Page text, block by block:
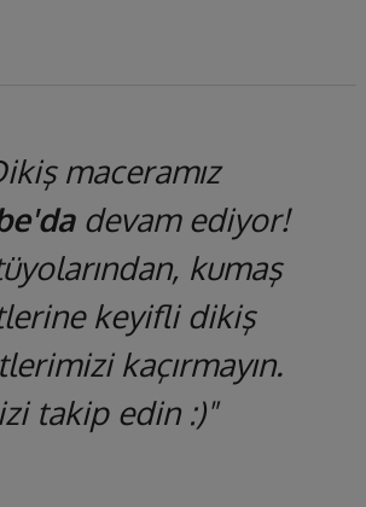
maceramız
devam ediyor!
kumaş
keyifli dikiş
kaçırmayın.
takip edin :)"